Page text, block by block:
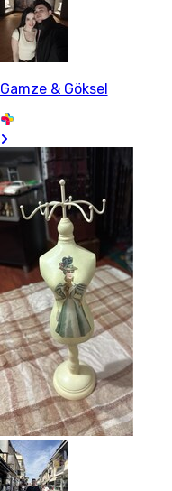
Gamze & Göksel